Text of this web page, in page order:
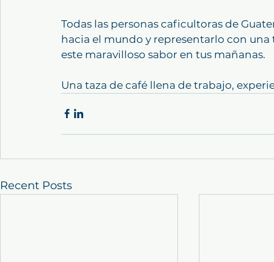
Todas las personas caficultoras de
hacia el mundo y representarlo con
este maravilloso sabor en tus mañanas.
Una taza de café llena de trabajo,
Recent Posts